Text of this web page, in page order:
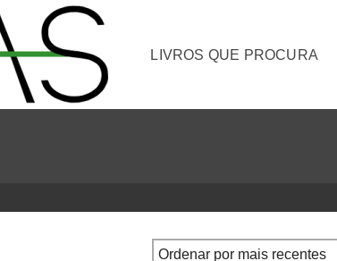
LIVROS QUE PROCURA